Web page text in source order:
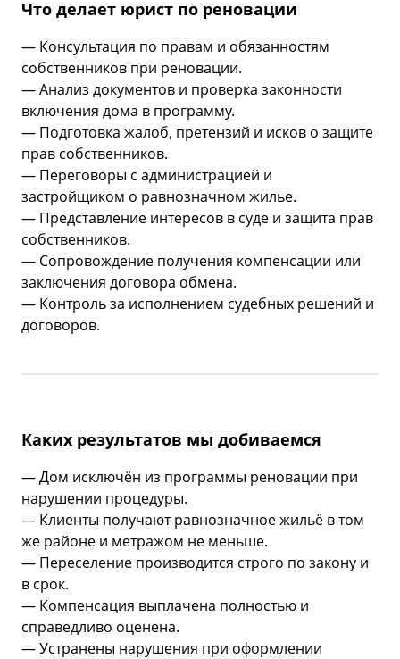
Что делает юрист по реновации
— Консультация по правам и обязанностям
собственников при реновации.
— Анализ документов и проверка законности
включения дома в программу.
— Подготовка жалоб, претензий и исков о защите
прав собственников.
— Переговоры с администрацией и
застройщиком о равнозначном жилье.
— Представление интересов в суде и защита прав
собственников.
— Сопровождение получения компенсации или
заключения договора обмена.
— Контроль за исполнением судебных решений и
договоров.
Каких результатов мы добиваемся
— Дом исключён из программы реновации при
нарушении процедуры.
— Клиенты получают равнозначное жильё в том
же районе и метражом не меньше.
— Переселение производится строго по закону и
в срок.
— Компенсация выплачена полностью и
справедливо оценена.
— Устранены нарушения при оформлении